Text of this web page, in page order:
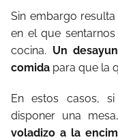
Sin embargo
en el que
cocina. Un
comida para que la
En estos casos,
disponer una
voladizo a la